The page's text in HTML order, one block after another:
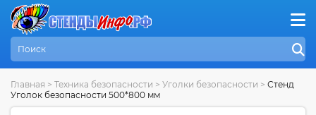
Главная > Техника безопасности > Уголки безопасности > Стенд
Уголок безопасности 500*800 мм